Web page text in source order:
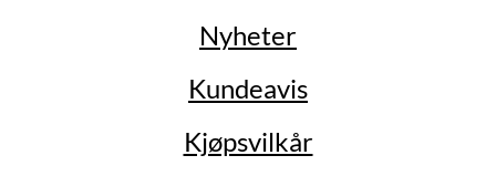
Nyheter
Kundeavis
Kjøpsvilkår